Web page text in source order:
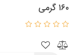
۱۶۰ گرمی